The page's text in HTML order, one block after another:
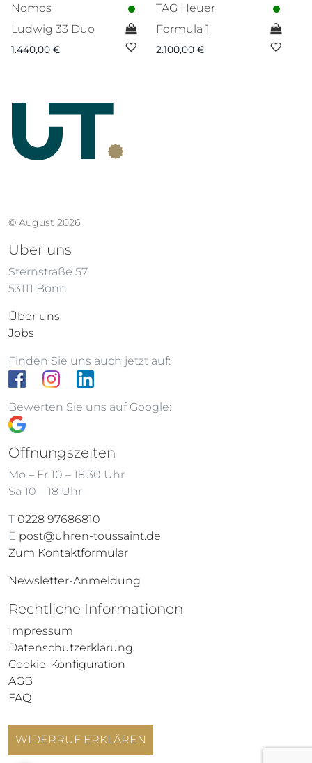
Nomos
Ludwig 33 Duo
1.440,00 €
TAG Heuer
Formula 1
2.100,00 €
© August 2026
Über uns
Sternstraße 57
53111 Bonn
Über uns
Jobs
Finden Sie uns auch jetzt auf:
Bewerten Sie uns auf Google:
Öffnungszeiten
Mo – Fr 10 – 18:30 Uhr
Sa 10 – 18 Uhr
T 0228 97686810
E post@uhren-toussaint.de
Zum Kontaktformular
Newsletter-Anmeldung
Rechtliche Informationen
Impressum
Datenschutzerklärung
Cookie-Konfiguration
AGB
FAQ
WIDERRUF ERKLÄREN